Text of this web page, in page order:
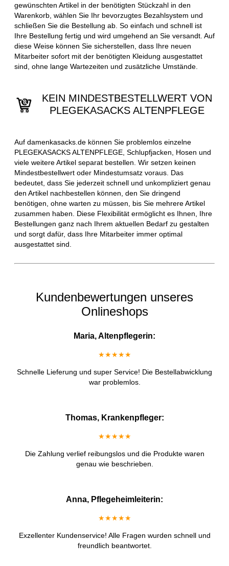
gewünschten Artikel in der benötigten Stückzahl in den
Warenkorb, wählen Sie Ihr bevorzugtes Bezahlsystem und
schließen Sie die Bestellung ab. So einfach und schnell ist
Ihre Bestellung fertig und wird umgehend an Sie versandt. Auf
diese Weise können Sie sicherstellen, dass Ihre neuen
Mitarbeiter sofort mit der benötigten Kleidung ausgestattet
sind, ohne lange Wartezeiten und zusätzliche Umstände.
KEIN MINDESTBESTELLWERT VON
PLEGEKASACKS ALTENPFLEGE
Auf damenkasacks.de können Sie problemlos einzelne
PLEGEKASACKS ALTENPFLEGE, Schlupfjacken, Hosen und
viele weitere Artikel separat bestellen. Wir setzen keinen
Mindestbestellwert oder Mindestumsatz voraus. Das
bedeutet, dass Sie jederzeit schnell und unkompliziert genau
den Artikel nachbestellen können, den Sie dringend
benötigen, ohne warten zu müssen, bis Sie mehrere Artikel
zusammen haben. Diese Flexibilität ermöglicht es Ihnen, Ihre
Bestellungen ganz nach Ihrem aktuellen Bedarf zu gestalten
und sorgt dafür, dass Ihre Mitarbeiter immer optimal
ausgestattet sind.
Kundenbewertungen unseres
Onlineshops
Maria, Altenpflegerin:
★★★★★
Schnelle Lieferung und super Service! Die Bestellabwicklung
war problemlos.
Thomas, Krankenpfleger:
★★★★★
Die Zahlung verlief reibungslos und die Produkte waren
genau wie beschrieben.
Anna, Pflegeheimleiterin:
★★★★★
Exzellenter Kundenservice! Alle Fragen wurden schnell und
freundlich beantwortet.